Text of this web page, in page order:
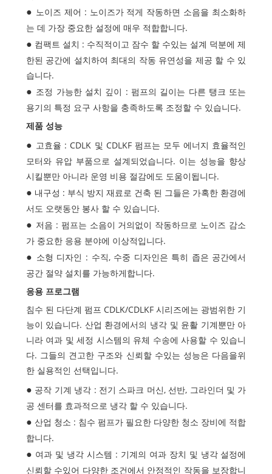
노이즈 제어 : 노이즈가 적게 작동하면 소음을 최소화하
는 데 가장 중요한 설정에 매우 적합합니다.
컴팩트 설치 : 수직적이고 잠수 할 수있는 설계 덕분에 제
한된 공간에 설치하여 최대의 작동 유연성을 제공 할 수 있
습니다.
조정 가능한 설치 깊이 : 펌프의 길이는 다른 탱크 또는
용기의 특정 요구 사항을 충족하도록 조정할 수 있습니다.
제품 성능
고효율 : CDLK 및 CDLKF 펌프는 모두 에너지 효율적인
모터와 유압 부품으로 설계되었습니다. 이는 성능을 향상
시킬뿐만 아니라 운영 비용 절감에도 도움이됩니다.
내구성 : 부식 방지 재료로 건축 된 그들은 가혹한 환경에
서도 오랫동안 봉사 할 수 있습니다.
저음 : 펌프는 소음이 거의없이 작동하므로 노이즈 감소
가 중요한 응용 분야에 이상적입니다.
소형 디자인 : 수직, 수중 디자인은 특히 좁은 공간에서
공간 절약 설치를 가능하게합니다.
응용 프로그램
침수 된 다단계 펌프 CDLK/CDLKF 시리즈에는 광범위한 기
능이 있습니다. 산업 환경에서의 냉각 및 윤활 기계뿐만 아
니라 여과 및 세정 시스템의 유체 수송에 사용할 수 있습니
다. 그들의 견고한 구조와 신뢰할 수있는 성능은 다음을위
한 실용적인 선택입니다.
공작 기계 냉각 : 전기 스파크 머신, 선반, 그라인더 및 가
공 센터를 효과적으로 냉각 할 수 있습니다.
산업 청소 : 침수 펌프가 필요한 다양한 청소 장비에 적합
합니다.
여과 및 냉각 시스템 : 기계의 여과 장치 및 냉각 설정에
신뢰할 수있어 다양한 조건에서 안정적인 작동을 보장합니